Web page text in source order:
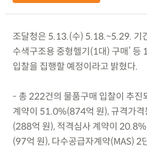
조달청은 5.13.(수) 5.18.~5.29. 기
수색구조용 중형헬기(1대) 구매’ 등
입찰을 집행할 예정이라고 밝혔다.
- 총 222건의 물품구매 입찰이 추진
계약이 51.0%(874억 원), 규격가
(288억 원), 적격심사 계약이
(97억 원), 다수공급자계약(MAS) 2